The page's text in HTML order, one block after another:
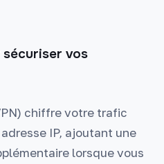
sécuriser vos
chiffre votre trafic
IP, ajoutant une
lorsque vous